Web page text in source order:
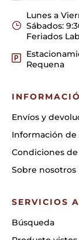
Lunes a
Sábados:
Feriados
Requena
Envíos y
Información de
Condiciones de
Sobre nosotros
SERVICIOS
Búsqueda